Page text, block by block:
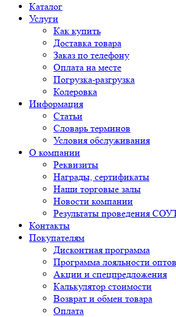
Каталог
Услуги
Как купить
Доставка товара
Заказ по телефону
Оплата на месте
Погрузка-разгрузка
Колеровка
Информация
Статьи
Словарь терминов
Условия обслуживания
О компании
Реквизиты
Награды, сертификаты
Наши торговые залы
Новости компании
Результаты проведения
Контакты
Покупателям
Дисконтная программа
Программа лояльности
Акции и спецпредложения
Калькулятор стоимости
Возврат и обмен товара
Оплата